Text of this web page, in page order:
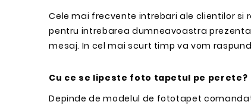
Cele mai frecvente intrebari ale clientilor si
pentru intrebarea dumneavoastra
mesaj. In cel mai scurt timp va vom
Cu ce se lipeste foto tapetul pe perete?
Depinde de modelul de fototapet